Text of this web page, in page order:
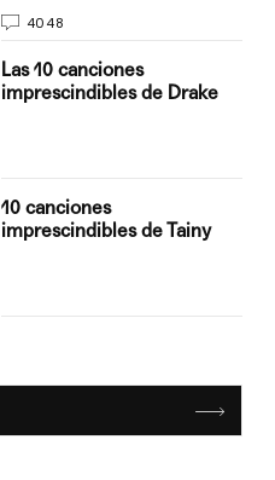
4048
Las 10 canciones
imprescindibles de Drake
10 canciones
imprescindibles de Tainy